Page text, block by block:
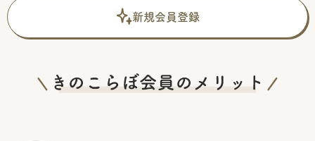
新規会員登録